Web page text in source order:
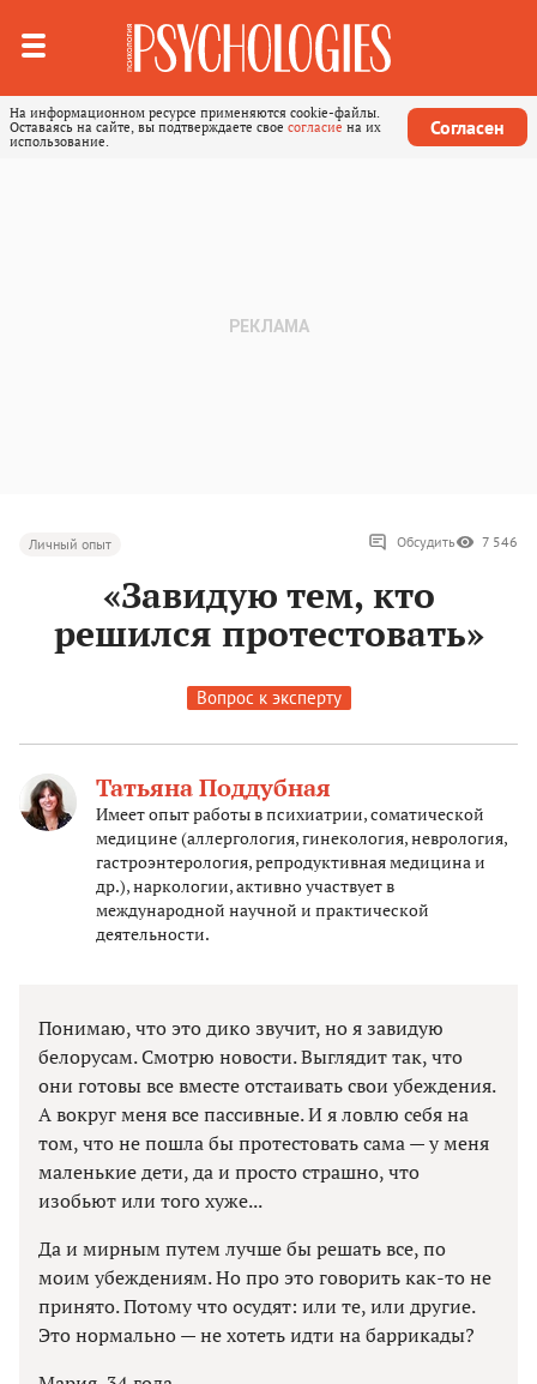
На информационном ресурсе применяются cookie-файлы.
Оставаясь на сайте, вы подтверждаете свое согласие на их
использование.
Согласен
Личный опыт Обсудить 7 546
«Завидую тем, кто
решился протестовать»
Вопрос к эксперту
Татьяна Поддубная
Имеет опыт работы в психиатрии, соматической
медицине (аллергология, гинекология, неврология,
гастроэнтерология, репродуктивная медицина и
др.), наркологии, активно участвует в
международной научной и практической
деятельности.
Понимаю, что это дико звучит, но я завидую
белорусам. Смотрю новости. Выглядит так, что
они готовы все вместе отстаивать свои убеждения.
А вокруг меня все пассивные. И я ловлю себя на
том, что не пошла бы протестовать сама — у меня
маленькие дети, да и просто страшно, что
изобьют или того хуже...
Да и мирным путем лучше бы решать все, по
моим убеждениям. Но про это говорить как-то не
принято. Потому что осудят: или те, или другие.
Это нормально — не хотеть идти на баррикады?